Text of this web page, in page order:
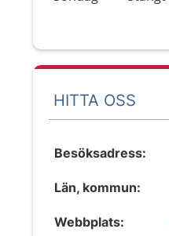
HITTA OSS
Besöksadress:
Län, kommun:
Webbplats: